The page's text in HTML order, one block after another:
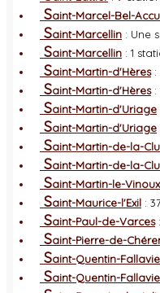
Saint-Marcel-Bel-
Saint-Marcellin : Une
Saint-Marcellin : 1
Saint-Martin-d'Hères:
Saint-Martin-d'Hères:
Saint-Martin-d'Uriage
Saint-Martin-d'Uriage
Saint-Martin-de-la-
Saint-Martin-de-la-
Saint-Martin-le-Vinoux
Saint-Maurice-l'Exil :
Saint-Paul-de-Varces
Saint-Pierre-de-
Saint-Quentin-
Saint-Quentin-